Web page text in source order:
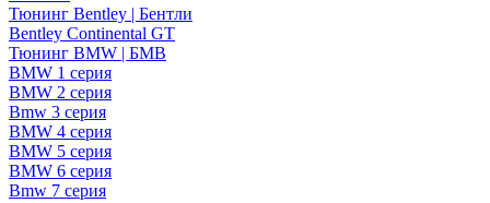
Тюнинг Bentley | Бентли
Bentley Continental GT
Тюнинг BMW | БМВ
BMW 1 серия
BMW 2 серия
Bmw 3 серия
BMW 4 серия
BMW 5 серия
BMW 6 серия
Bmw 7 серия